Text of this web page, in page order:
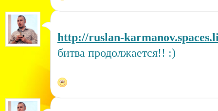
http://ruslan-
битва продолжается!! :)